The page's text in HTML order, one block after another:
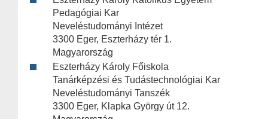
Pedagógiai Kar
Neveléstudományi Intézet
3300 Eger, Eszterházy tér 1.
Magyarország
Eszterházy Károly Főiskola
Tanárképzési és Tudástechnológiai Kar
Neveléstudományi Tanszék
3300 Eger, Klapka György út 12.